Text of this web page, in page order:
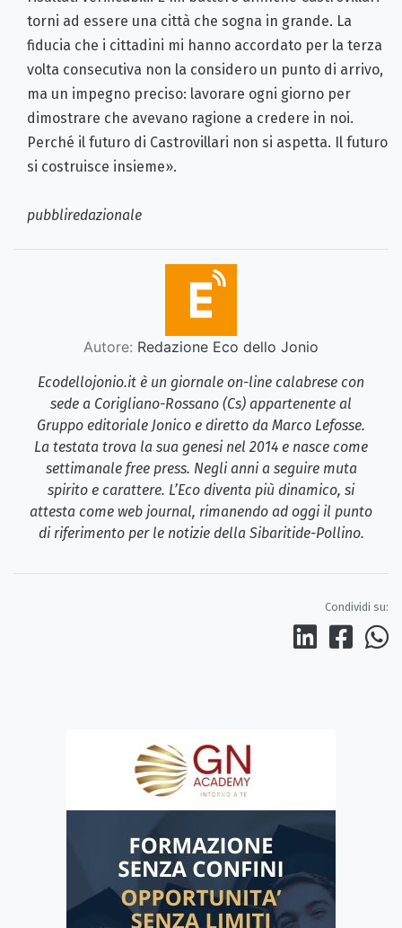
torni ad essere una città che sogna in grande. La
fiducia che i cittadini mi hanno accordato per la terza
volta consecutiva non la considero un punto di arrivo,
ma un impegno preciso: lavorare ogni giorno per
dimostrare che avevano ragione a credere in noi.
Perché il futuro di Castrovillari non si aspetta. Il futuro
si costruisce insieme».
pubbliredazionale
Autore: Redazione Eco dello Jonio
Ecodellojonio.it è un giornale on-line calabrese con
sede a Corigliano-Rossano (Cs) appartenente al
Gruppo editoriale Jonico e diretto da Marco Lefosse.
La testata trova la sua genesi nel 2014 e nasce come
settimanale free press. Negli anni a seguire muta
spirito e carattere. L’Eco diventa più dinamico, si
attesta come web journal, rimanendo ad oggi il punto
di riferimento per le notizie della Sibaritide-Pollino.
Condividi su: